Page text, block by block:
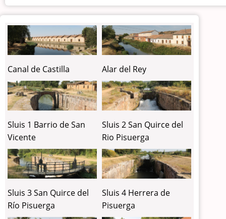
Canal de Castilla Alar del Rey
Sluis 1 Barrio de San
Vicente
Sluis 2 San Quirce del
Rio Pisuerga
Sluis 3 San Quirce del
Río Pisuerga
Sluis 4 Herrera de
Pisuerga